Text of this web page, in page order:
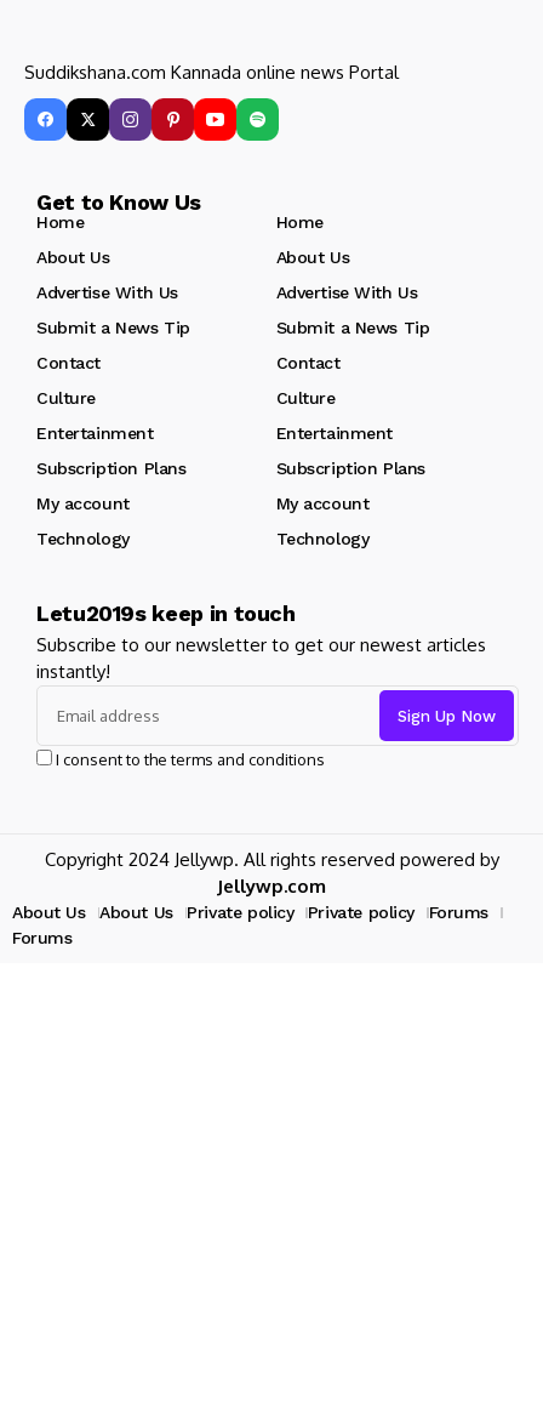
Suddikshana.com Kannada online news Portal
Get to Know Us
Home
Home
About Us
About Us
Advertise With Us
Advertise With Us
Submit a News Tip
Submit a News Tip
Contact
Contact
Culture
Culture
Entertainment
Entertainment
Subscription Plans
Subscription Plans
My account
My account
Technology
Technology
Letu2019s keep in touch
Subscribe to our newsletter to get our newest articles
instantly!
I consent to the terms and conditions
Copyright 2024 Jellywp. All rights reserved powered by
Jellywp.com
About Us About Us Private policy Private policy
Forums
Forums